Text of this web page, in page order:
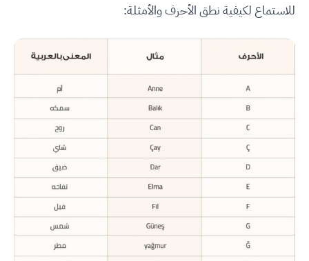
للاستماع لكيفية نطق الأحرف والأمثلة: